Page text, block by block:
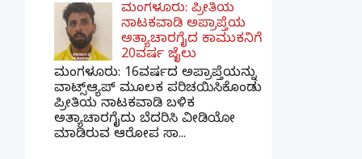
ಮಂಗಳೂರು: ಪ್ರೀತಿಯ
ನಾಟಕವಾಡಿ ಅಪ್ರಾಪ್ತೆಯ
ಅತ್ಯಾಚಾರಗೈದ ಕಾಮುಕನಿಗೆ
20ವರ್ಷ ಜೈಲು
ಮಂಗಳೂರು: 16ವರ್ಷದ ಅಪ್ರಾಪ್ತೆಯನ್ನು
ವಾಟ್ಸ್ಆ್ಯಪ್ ಮೂಲಕ ಪರಿಚಯಿಸಿಕೊಂಡು
ಪ್ರೀತಿಯ ನಾಟಕವಾಡಿ ಬಳಿಕ
ಅತ್ಯಾಚಾರಗೈದು ಬೆದರಿಸಿ ವೀಡಿಯೋ
ಮಾಡಿರುವ ಆರೋಪ ಸಾ...